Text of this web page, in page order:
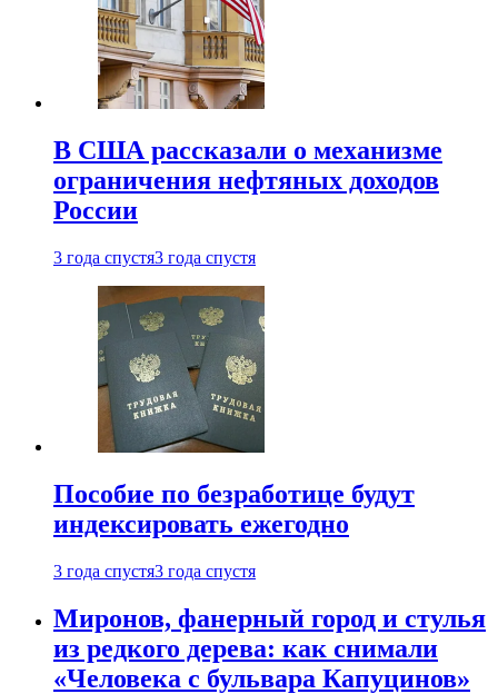
В США рассказали о механизме
ограничения нефтяных доходов
России
3 года спустя3 года спустя
Пособие по безработице будут
индексировать ежегодно
3 года спустя3 года спустя
Миронов, фанерный город и стулья
из редкого дерева: как снимали
«Человека с бульвара Капуцинов»